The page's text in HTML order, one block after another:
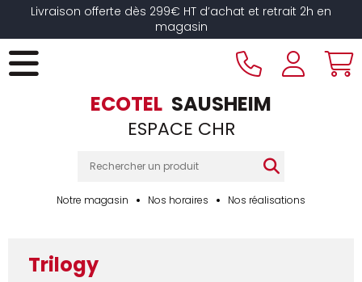
Livraison offerte dès 299€ HT d’achat et retrait 2h en
magasin
ECOTEL SAUSHEIM
ESPACE CHR
Notre magasin Nos horaires Nos réalisations
Trilogy